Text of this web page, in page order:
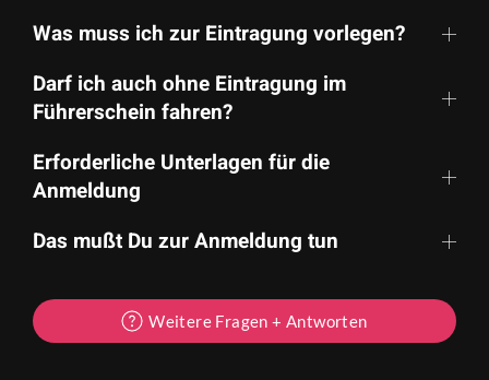
Was muss ich zur Eintragung vorlegen?
Darf ich auch ohne Eintragung im
Führerschein fahren?
Erforderliche Unterlagen für die
Anmeldung
Das mußt Du zur Anmeldung tun
Weitere Fragen + Antworten